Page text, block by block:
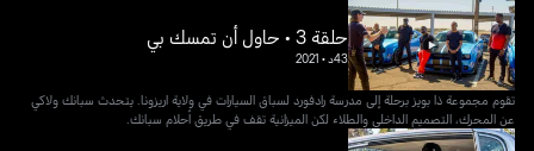
حلقة 3 • حاول أن تمسك بي
43د •
2021
تقوم مجموعة ذا بويز برحلة إلى مدرسة رادفورد لسباق السيارات في ولاية اريزونا. يتحدث سبانك ولاكي
عن المحرك، التصميم الداخلي والطلاء لكن الميزانية تقف في طريق أحلام سبانك.